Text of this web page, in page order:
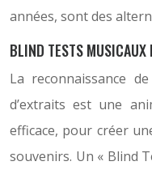
années, sont des
BLIND TESTS MUSICAUX
La reconnaissance
d’extraits est une
efficace, pour créer
souvenirs. Un « Blind